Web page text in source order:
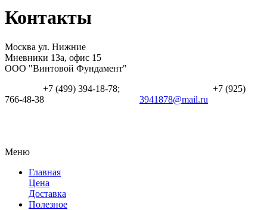
Контакты
Москва ул. Нижние
Мневники 13а, офис 15
ООО "Винтовой Фундамент"
+7 (499) 394-18-78; +7 (925)
766-48-38
3941878@mail.ru
Меню
Главная
Цена
Доставка
Полезное